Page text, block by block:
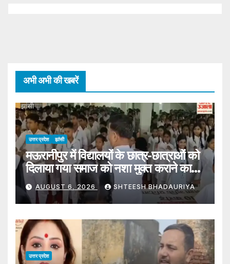
अभी अभी की खबरें
उत्तर प्रदेश झांसी
मऊरानीपुर में विद्यालयों के छात्र-छात्राओं को
दिलाया गया समाज को नशा मुक्त कराने का
संकल्प
AUGUST 6, 2026 SHTEESH BHADAURIYA
उत्तर प्रदेश